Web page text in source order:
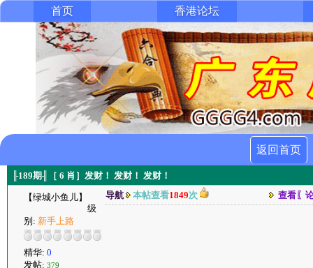
首页 香港论坛
返回首页
╟189期╢［ 6 肖］发财！ 发财！ 发财！
【绿城小鱼儿】
级
别: 新手上路
精华: 0
发帖: 379
导航 本帖查看1849次 查看〖